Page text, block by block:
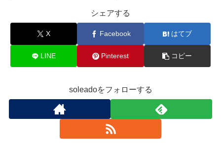
シェアする
X Facebook はてブ
LINE Pinterest コピー
soleadoをフォローする